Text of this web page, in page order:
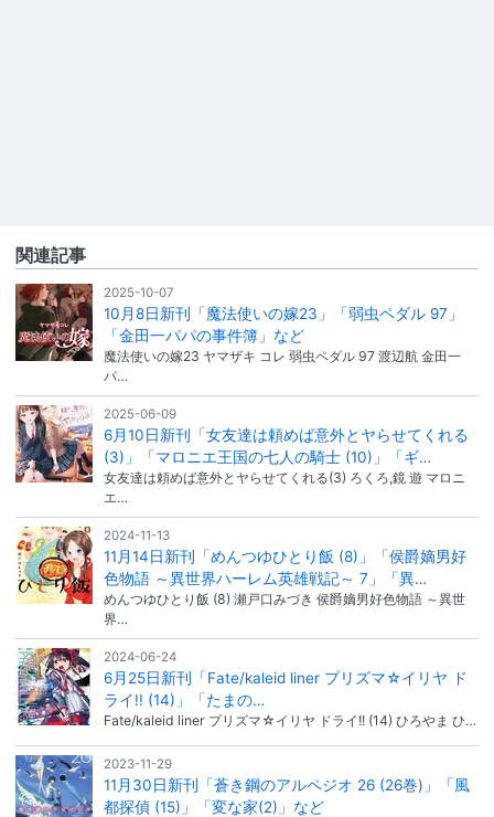
関連記事
2025-10-07
10月8日新刊「魔法使いの嫁23」「弱虫ペダル 97」
「金田一パパの事件簿」など
魔法使いの嫁23 ヤマザキ コレ 弱虫ペダル 97 渡辺航 金田一
パ…
2025-06-09
6月10日新刊「女友達は頼めば意外とヤらせてくれる
(3)」「マロニエ王国の七人の騎士 (10)」「ギ…
女友達は頼めば意外とヤらせてくれる(3) ろくろ,鏡 遊 マロニ
エ…
2024-11-13
11月14日新刊「めんつゆひとり飯 (8)」「侯爵嫡男好
色物語 ～異世界ハーレム英雄戦記～ 7」「異…
めんつゆひとり飯 (8) 瀬戸口みづき 侯爵嫡男好色物語 ～異世
界…
2024-06-24
6月25日新刊「Fate/kaleid liner プリズマ☆イリヤ ド
ライ!! (14)」「たまの…
Fate/kaleid liner プリズマ☆イリヤ ドライ!! (14) ひろやま ひ…
2023-11-29
11月30日新刊「蒼き鋼のアルペジオ 26 (26巻)」「風
都探偵 (15)」「変な家(2)」など